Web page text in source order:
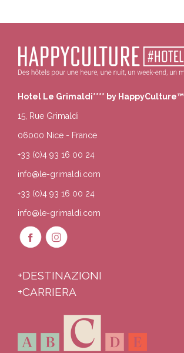
Hotel Le Grimaldi**** by HappyCulture™
15, Rue Grimaldi
06000 Nice - France
+33 (0)4 93 16 00 24
info@le-grimaldi.com
+33 (0)4 93 16 00 24
info@le-grimaldi.com
+DESTINAZIONI
+CARRIERA